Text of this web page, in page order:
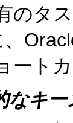
のタ
、
ート
なキ